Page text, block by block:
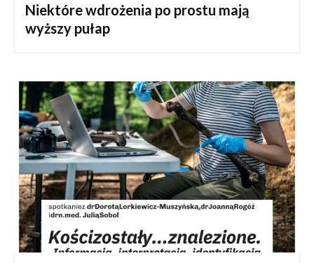
Niektóre wdrożenia po prostu mają
wyższy pułap